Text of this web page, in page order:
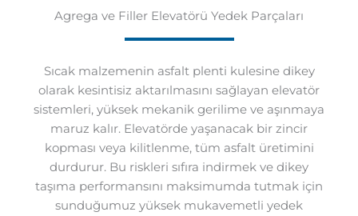
Agrega ve Filler Elevatörü Yedek Parçaları
Sıcak malzemenin asfalt plenti kulesine dikey
olarak kesintisiz aktarılmasını sağlayan elevatör
sistemleri, yüksek mekanik gerilime ve aşınmaya
maruz kalır. Elevatörde yaşanacak bir zincir
kopması veya kilitlenme, tüm asfalt üretimini
durdurur. Bu riskleri sıfıra indirmek ve dikey
taşıma performansını maksimumda tutmak için
sunduğumuz yüksek mukavemetli yedek